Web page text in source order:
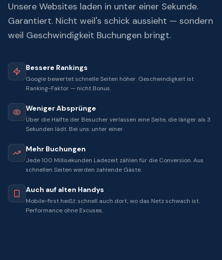
Unsere Websites laden in unter einer Sekunde.
Garantiert. Nicht weil's schick aussieht — sondern
weil Geschwindigkeit Buchungen bringt.
Bessere Rankings
Google bewertet schnelle Seiten höher. Geschwindigkeit ist
Ranking-Faktor — nicht Bonus.
Weniger Absprünge
Über die Hälfte der Besucher verlassen eine Seite, die länger als 3
Sekunden lädt. Bei uns: unter einer.
Mehr Buchungen
Jede 100 Millisekunden Ladezeit zählen für die Conversion. Aus
schnellen Seiten werden zahlende Gäste.
Auch auf alten Handys
Mobile-first heißt: schnell auch dort, wo das Netz schwach ist.
Performance ohne Excuses.